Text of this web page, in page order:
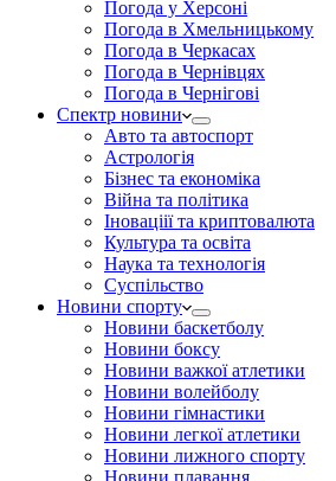
Погода у Херсоні
Погода в Хмельницькому
Погода в Черкасах
Погода в Чернівцях
Погода в Чернігові
Спектр новини
Авто та автоспорт
Астрологія
Бізнес та економіка
Війна та політика
Іноваціії та криптовалюта
Культура та освіта
Наука та технологія
Суспільство
Новини спорту
Новини баскетболу
Новини боксу
Новини важкої атлетики
Новини волейболу
Новини гімнастики
Новини легкої атлетики
Новини лижного спорту
Новини плавання